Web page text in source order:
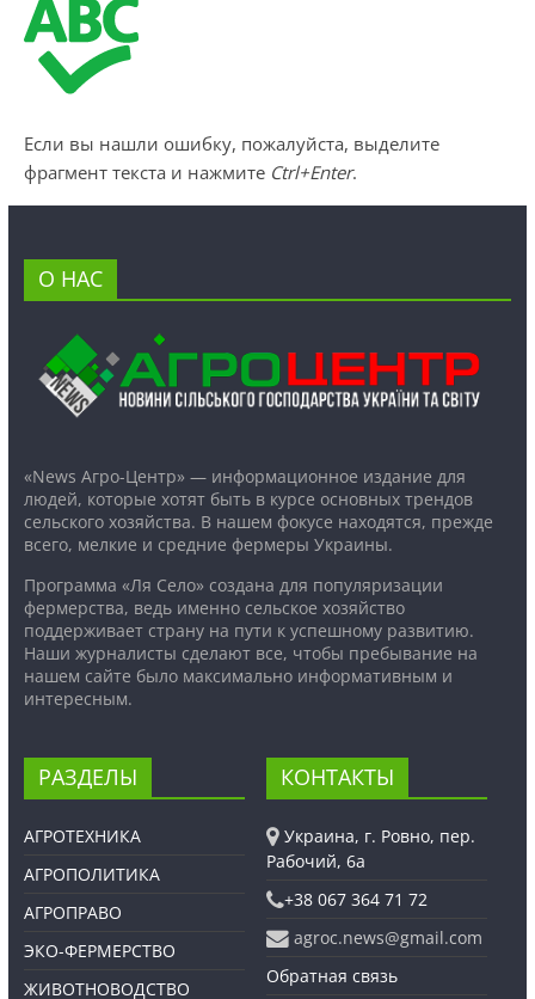
Если вы нашли ошибку, пожалуйста, выделите
фрагмент текста и нажмите Ctrl+Enter.
О НАС
«News Агро-Центр» — информационное издание для
людей, которые хотят быть в курсе основных трендов
сельского хозяйства. В нашем фокусе находятся, прежде
всего, мелкие и средние фермеры Украины.
Программа «Ля Село» создана для популяризации
фермерства, ведь именно сельское хозяйство
поддерживает страну на пути к успешному развитию.
Наши журналисты сделают все, чтобы пребывание на
нашем сайте было максимально информативным и
интересным.
РАЗДЕЛЫ
АГРОТЕХНИКА
АГРОПОЛИТИКА
АГРОПРАВО
ЭКО-ФЕРМЕРСТВО
ЖИВОТНОВОДСТВО
КОНТАКТЫ
Украина, г. Ровно, пер.
Рабочий, 6а
+38 067 364 71 72
agroc.news@gmail.com
Обратная связь